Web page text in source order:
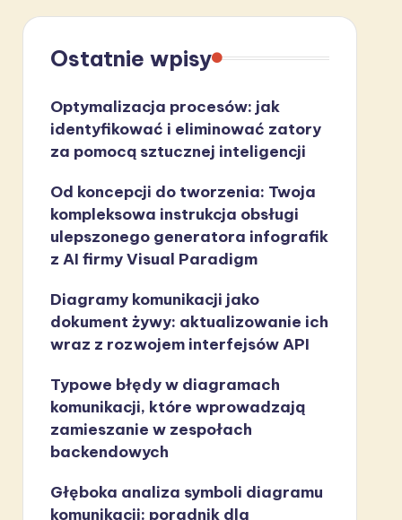
Ostatnie wpisy
Optymalizacja procesów: jak
identyfikować i eliminować zatory
za pomocą sztucznej inteligencji
Od koncepcji do tworzenia: Twoja
kompleksowa instrukcja obsługi
ulepszonego generatora infografik
z AI firmy Visual Paradigm
Diagramy komunikacji jako
dokument żywy: aktualizowanie ich
wraz z rozwojem interfejsów API
Typowe błędy w diagramach
komunikacji, które wprowadzają
zamieszanie w zespołach
backendowych
Głęboka analiza symboli diagramu
komunikacji: poradnik dla